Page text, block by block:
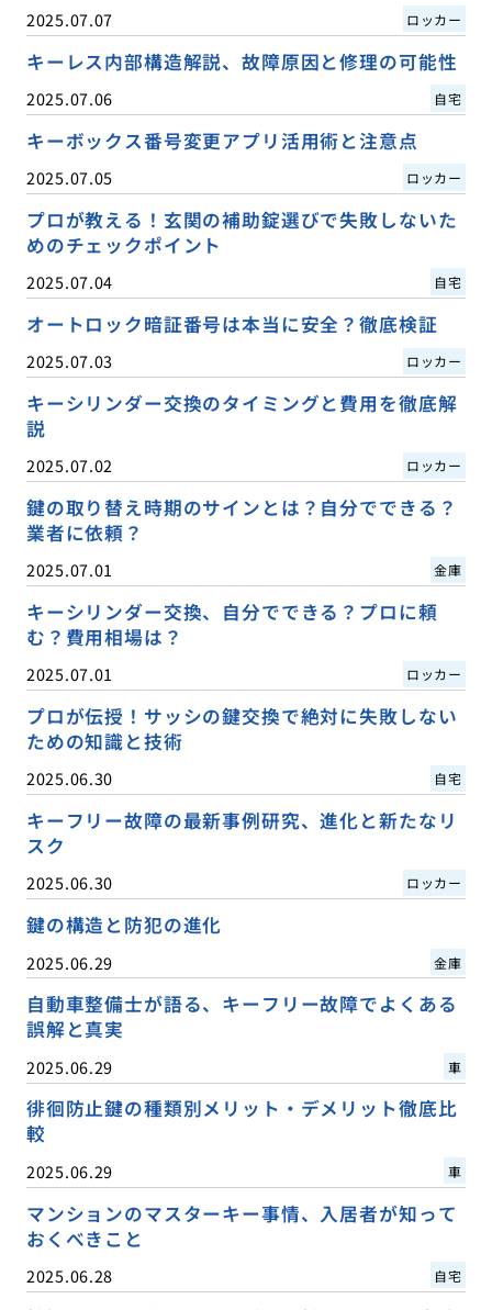
2025.07.07 ロッカー
キーレス内部構造解説、故障原因と修理の可能性
2025.07.06 自宅
キーボックス番号変更アプリ活用術と注意点
2025.07.05 ロッカー
プロが教える！玄関の補助錠選びで失敗しないた
めのチェックポイント
2025.07.04 自宅
オートロック暗証番号は本当に安全？徹底検証
2025.07.03 ロッカー
キーシリンダー交換のタイミングと費用を徹底解
説
2025.07.02 ロッカー
鍵の取り替え時期のサインとは？自分でできる？
業者に依頼？
2025.07.01 金庫
キーシリンダー交換、自分でできる？プロに頼
む？費用相場は？
2025.07.01 ロッカー
プロが伝授！サッシの鍵交換で絶対に失敗しない
ための知識と技術
2025.06.30 自宅
キーフリー故障の最新事例研究、進化と新たなリ
スク
2025.06.30 ロッカー
鍵の構造と防犯の進化
2025.06.29 金庫
自動車整備士が語る、キーフリー故障でよくある
誤解と真実
2025.06.29 車
徘徊防止鍵の種類別メリット・デメリット徹底比
較
2025.06.29 車
マンションのマスターキー事情、入居者が知って
おくべきこと
2025.06.28 自宅